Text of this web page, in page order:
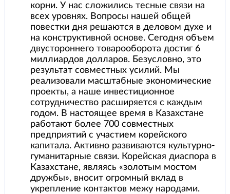
корни. У нас сложились тесные связи на
всех уровнях. Вопросы нашей общей
повестки дня решаются в деловом духе и
на конструктивной основе. Сегодня объем
двустороннего товарооборота достиг 6
миллиардов долларов. Безусловно, это
результат совместных усилий. Мы
реализовали масштабные экономические
проекты, а наше инвестиционное
сотрудничество расширяется с каждым
годом. В настоящее время в Казахстане
работают более 700 совместных
предприятий с участием корейского
капитала. Активно развиваются культурно-
гуманитарные связи. Корейская диаспора в
Казахстане, являясь «золотым мостом
дружбы», вносит огромный вклад в
укрепление контактов межу народами.